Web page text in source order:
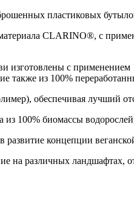
пластиковых
CLARINO®, с
изготовлены с применением
также из 100%
обеспечивая лучший
100% биомассы
развитие концепции
на различных ландшафтах,